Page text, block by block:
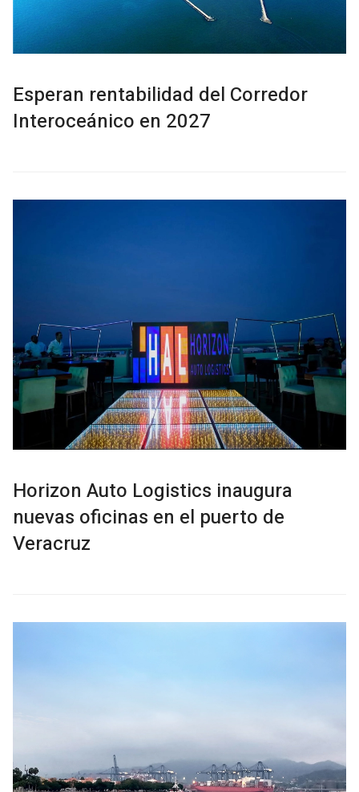
Esperan rentabilidad del Corredor
Interoceánico en 2027
Horizon Auto Logistics inaugura
nuevas oficinas en el puerto de
Veracruz